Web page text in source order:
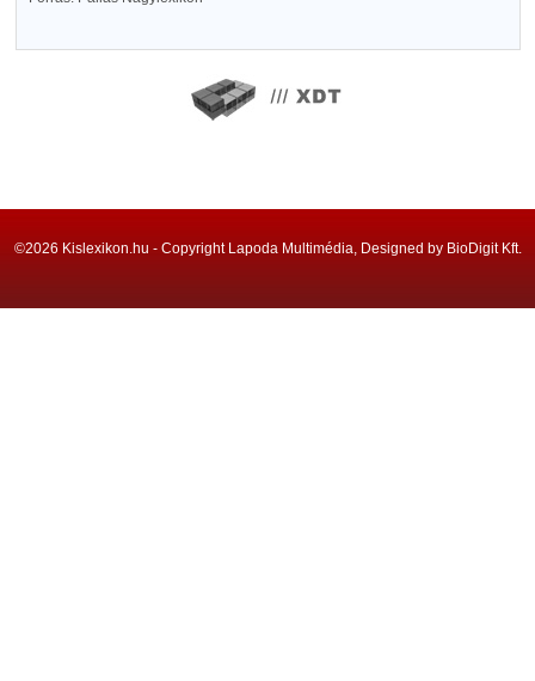
©2026 Kislexikon.hu - Copyright Lapoda Multimédia, Designed by BioDigit Kft.